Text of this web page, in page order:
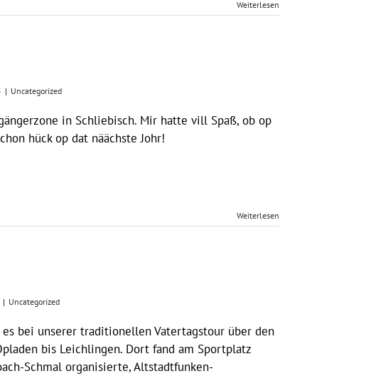
Weiterlesen
| Uncategorized
in Schliebisch. Mir hatte vill Spaß, ob op
hück op dat näächste Johr!
Weiterlesen
| Uncategorized
bei unserer traditionellen Vatertagstour über den
bis Leichlingen. Dort fand am Sportplatz
Schmal organisierte, Altstadtfunken-